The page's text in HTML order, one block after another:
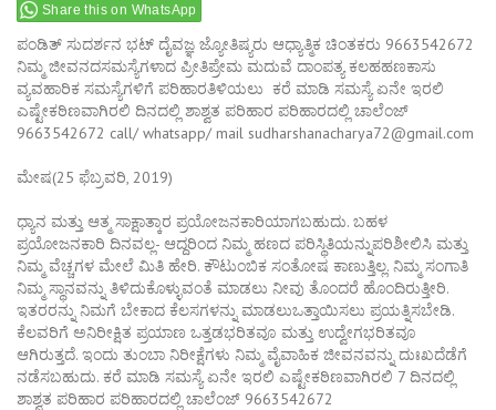
Share this on WhatsApp
ಪಂಡಿತ್ ಸುದರ್ಶನ ಭಟ್ ದೈವಜ್ಞ ಜ್ಯೋತಿಷ್ಯರು ಆಧ್ಯಾತ್ಮಿಕ ಚಿಂತಕರು 9663542672
ನಿಮ್ಮ ಜೀವನದಸಮಸ್ಯೆಗಳಾದ ಪ್ರೀತಿಪ್ರೇಮ ಮದುವೆ ದಾಂಪತ್ಯ ಕಲಹಹಣಕಾಸು
ವ್ಯವಹಾರಿಕ ಸಮಸ್ಯೆಗಳಿಗೆ ಪರಿಹಾರತಿಳಿಯಲು ಕರೆ ಮಾಡಿ ಸಮಸ್ಯೆ ಏನೇ ಇರಲಿ
ಎಷ್ಟೇಕಠಿಣವಾಗಿರಲಿ ದಿನದಲ್ಲಿ ಶಾಶ್ವತ ಪರಿಹಾರ ಪರಿಹಾರದಲ್ಲಿ ಚಾಲೆಂಜ್
9663542672 call/ whatsapp/ mail sudharshanacharya72@gmail.com
ಮೇಷ(25 ಫೆಬ್ರವರಿ, 2019)
ಧ್ಯಾನ ಮತ್ತು ಆತ್ಮ ಸಾಕ್ಷಾತ್ಕಾರ ಪ್ರಯೋಜನಕಾರಿಯಾಗಬಹುದು. ಬಹಳ
ಪ್ರಯೋಜನಕಾರಿ ದಿನವಲ್ಲ- ಆದ್ದರಿಂದ ನಿಮ್ಮ ಹಣದ ಪರಿಸ್ಥಿತಿಯನ್ನುಪರಿಶೀಲಿಸಿ ಮತ್ತು
ನಿಮ್ಮ ವೆಚ್ಚಗಳ ಮೇಲೆ ಮಿತಿ ಹೇರಿ. ಕೌಟುಂಬಿಕ ಸಂತೋಷ ಕಾಣುತ್ತಿಲ್ಲ. ನಿಮ್ಮ ಸಂಗಾತಿ
ನಿಮ್ಮ ಸ್ಥಾನವನ್ನು ತಿಳಿದುಕೊಳ್ಳುವಂತೆ ಮಾಡಲು ನೀವು ತೊಂದರೆ ಹೊಂದಿರುತ್ತೀರಿ.
ಇತರರನ್ನು ನಿಮಗೆ ಬೇಕಾದ ಕೆಲಸಗಳನ್ನು ಮಾಡಲುಒತ್ತಾಯಿಸಲು ಪ್ರಯತ್ನಿಸಬೇಡಿ.
ಕೆಲವರಿಗೆ ಅನಿರೀಕ್ಷಿತ ಪ್ರಯಾಣ ಒತ್ತಡಭರಿತವೂ ಮತ್ತು ಉದ್ವೇಗಭರಿತವೂ
ಆಗಿರುತ್ತದೆ. ಇಂದು ತುಂಬಾ ನಿರೀಕ್ಷೆಗಳು ನಿಮ್ಮ ವೈವಾಹಿಕ ಜೀವನವನ್ನು ದುಃಖದೆಡೆಗೆ
ನಡೆಸಬಹುದು. ಕರೆ ಮಾಡಿ ಸಮಸ್ಯೆ ಏನೇ ಇರಲಿ ಎಷ್ಟೇಕಠಿಣವಾಗಿರಲಿ 7 ದಿನದಲ್ಲಿ
ಶಾಶ್ವತ ಪರಿಹಾರ ಪರಿಹಾರದಲ್ಲಿ ಚಾಲೆಂಜ್ 9663542672